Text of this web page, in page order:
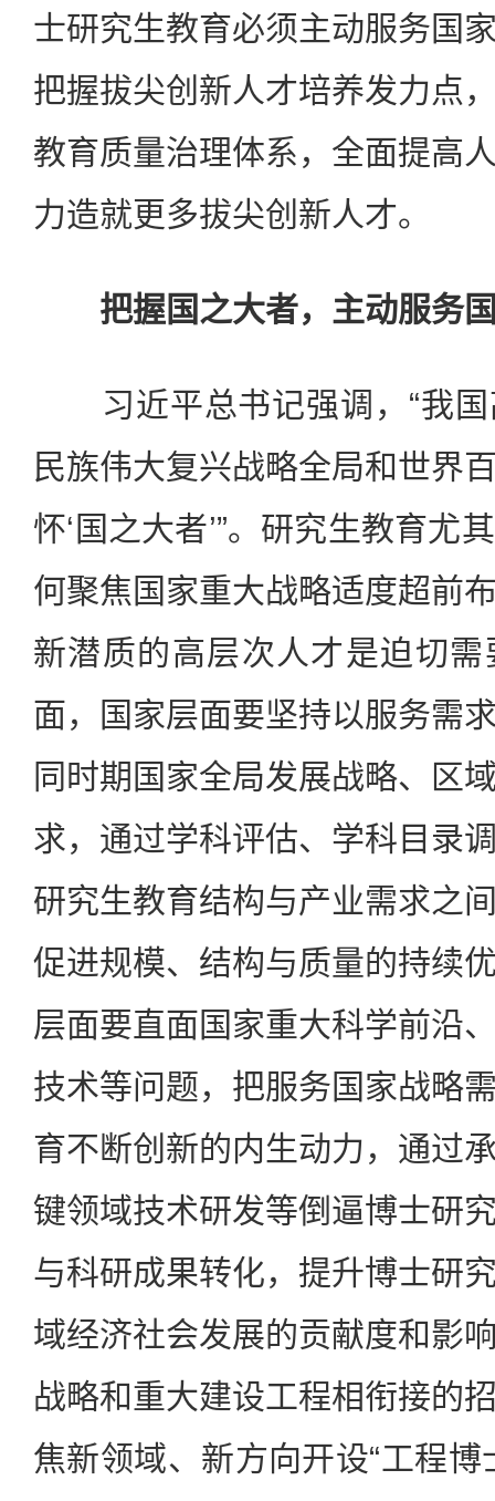
士研究生教育必须主动服务国
把握拔尖创新人才培养发力点
教育质量治理体系，全面提高
力造就更多拔尖创新人才。
把握国之大者，主动服务
习近平总书记强调，“我国
民族伟大复兴战略全局和世界
怀‘国之大者’”。研究生教育尤
何聚焦国家重大战略适度超前
新潜质的高层次人才是迫切
面，国家层面要坚持以服务需
同时期国家全局发展战略、区
求，通过学科评估、学科目录
研究生教育结构与产业需求之
促进规模、结构与质量的持续
层面要直面国家重大科学前沿
技术等问题，把服务国家战略
育不断创新的内生动力，通过
键领域技术研发等倒逼博士研
与科研成果转化，提升博士研
域经济社会发展的贡献度和影
战略和重大建设工程相衔接的
焦新领域、新方向开设“工程博